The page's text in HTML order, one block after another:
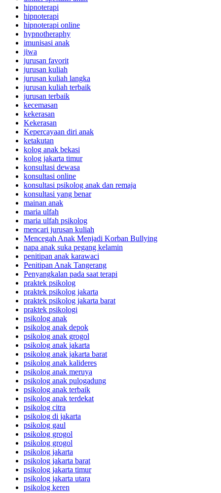
hipnoterapi
hipnoterapi
hipnoterapi online
hypnotheraphy
imunisasi anak
jiwa
jurusan favorit
jurusan kuliah
jurusan kuliah langka
jurusan kuliah terbaik
jurusan terbaik
kecemasan
kekerasan
Kekerasan
Kepercayaan diri anak
ketakutan
kolog anak bekasi
kolog jakarta timur
konsultasi dewasa
konsultasi online
konsultasi psikolog anak dan remaja
konsultasi yang benar
mainan anak
maria ulfah
maria ulfah psikolog
mencari jurusan kuliah
Mencegah Anak Menjadi Korban Bullying
napa anak suka pegang kelamin
penitipan anak karawaci
Penitipan Anak Tangerang
Penyangkalan pada saat terapi
praktek psikolog
praktek psikolog jakarta
praktek psikolog jakarta barat
praktek psikologi
psikolog anak
psikolog anak depok
psikolog anak grogol
psikolog anak jakarta
psikolog anak jakarta barat
psikolog anak kalideres
psikolog anak meruya
psikolog anak pulogadung
psikolog anak terbaik
psikolog anak terdekat
psikolog citra
psikolog di jakarta
psikolog gaul
psikolog grogol
psikolog grogol
psikolog jakarta
psikolog jakarta barat
psikolog jakarta timur
psikolog jakarta utara
psikolog keren